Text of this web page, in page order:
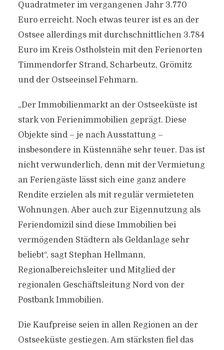
Quadratmeter im vergangenen Jahr 3.770
Euro erreicht. Noch etwas teurer ist es an der
Ostsee allerdings mit durch­schnitt­lichen 3.784
Euro im Kreis Ostholstein mit den Ferienorten
Timmendorfer Strand, Scharbeutz, Grömitz
und der Ostseeinsel Fehmarn.
„Der Immobilienmarkt an der Ostseeküste ist
stark von Ferienimmobilien geprägt. Diese
Objekte sind – je nach Ausstattung –
insbesondere in Küstennähe sehr teuer. Das ist
nicht verwunderlich, denn mit der Vermietung
an Feriengäste lässt sich eine ganz andere
Rendite erzielen als mit regulär vermieteten
Wohnungen. Aber auch zur Eigennutzung als
Ferien­domizil sind diese Immobilien bei
vermögenden Städtern als Geldanlage sehr
beliebt“, sagt Stephan Hellmann,
Regionalbereichsleiter und Mitglied der
regionalen Geschäftsleitung Nord von der
Postbank Immobilien.
Die Kaufpreise seien in allen Regionen an der
Ostseeküste gestiegen. Am stärksten fiel das